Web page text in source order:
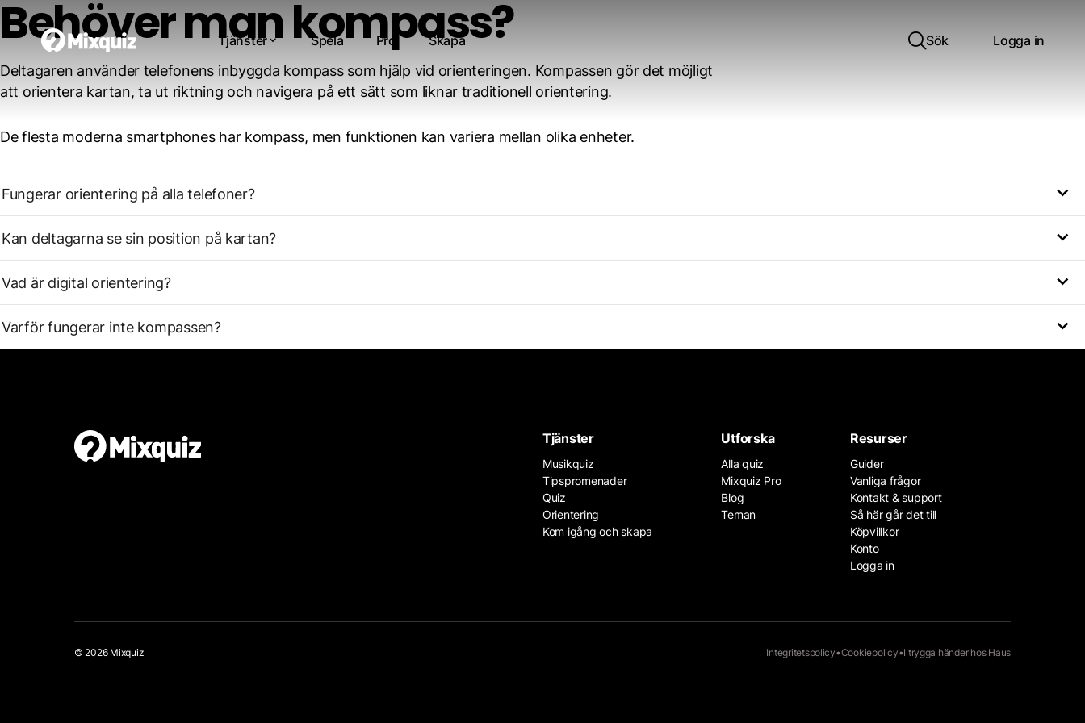
Tjänster Spela Pro Skapa Sök Logga in
Behöver man kompass?
Deltagaren använder telefonens inbyggda kompass som hjälp vid orienteringen. Kompassen gör det möjligt
att orientera kartan, ta ut riktning och navigera på ett sätt som liknar traditionell orientering.
De flesta moderna smartphones har kompass, men funktionen kan variera mellan olika enheter.
Fungerar orientering på alla telefoner?
Kan deltagarna se sin position på kartan?
Vad är digital orientering?
Varför fungerar inte kompassen?
Tjänster
Musikquiz
Tipspromenader
Quiz
Orientering
Kom igång och skapa
Utforska
Alla quiz
Mixquiz Pro
Blog
Teman
Resurser
Guider
Vanliga frågor
Kontakt & support
Så här går det till
Köpvillkor
Konto
Logga in
© 2026 Mixquiz Integritetspolicy•Cookiepolicy•I trygga händer hos Haus